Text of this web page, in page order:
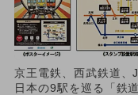
京王電鉄、西武鉄道、
日本の9駅を巡る「鉄道